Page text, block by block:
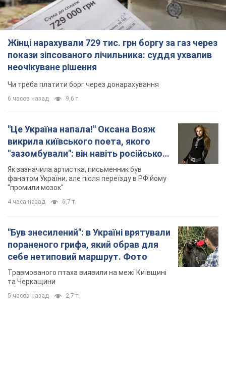
Жінці нарахували 729 тис. грн боргу за газ через
покази зіпсованого лічильника: суддя ухвалив
неочікуване рішення
Чи треба платити борг через донарахування
6 часов назад 9,6 т.
"Це Україна напала!" Оксана Вояж
викрила київського поета, якого
"зазомбували": він навіть російської
не знав, а тепер хоче геноциду
українців
Як зазначила артистка, письменник був
фанатом України, але після переїзду в РФ йому
"промили мозок"
4 часа назад 6,7 т.
"Був знесилений": в Україні врятували
пораненого грифа, який обрав для
себе нетиповий маршрут. Фото
Травмованого птаха виявили на межі Київщині
та Черкащини
5 часов назад 2,7 т.